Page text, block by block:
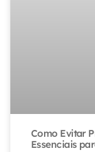
Como Evitar
Essenciais